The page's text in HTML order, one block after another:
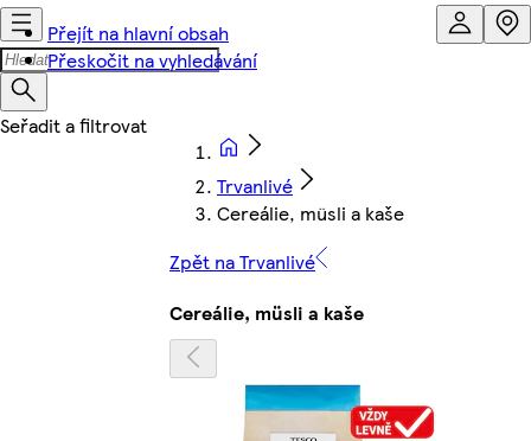
Přejít na hlavní obsah
Přeskočit na vyhledávání
Trvanlivé
Cereálie, müsli a kaše
Zpět na Trvanlivé
Cereálie, müsli a kaše